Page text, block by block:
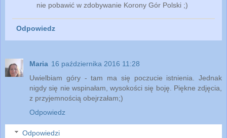
nie pobawić w zdobywanie Korony Gór Polski ;)
Odpowiedz
Maria 16 października 2016 11:28
Uwielbiam góry - tam ma się poczucie istnienia. Jednak
nigdy się nie wspinałam, wysokości się boję. Piękne zdjęcia,
z przyjemnością obejrzałam;)
Odpowiedz
Odpowiedzi